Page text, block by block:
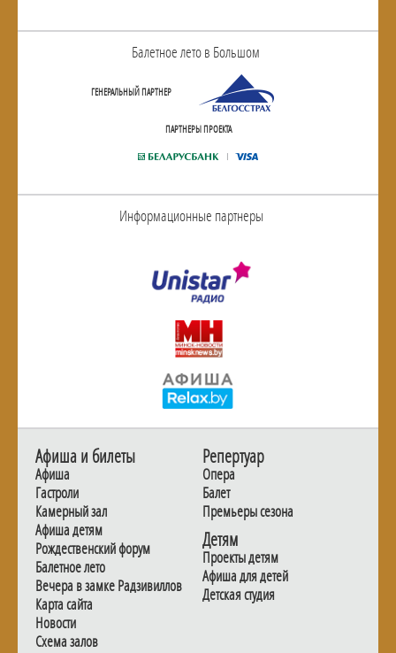
Балетное лето в Большом
ГЕНЕРАЛЬНЫЙ ПАРТНЕР
ПАРТНЕРЫ ПРОЕКТА
Информационные партнеры
Афиша и билеты
Афиша
Гастроли
Камерный зал
Афиша детям
Рождественский форум
Балетное лето
Вечера в замке Радзивиллов
Карта сайта
Новости
Схема залов
Репертуар
Опера
Балет
Премьеры сезона
Детям
Проекты детям
Афиша для детей
Детская студия